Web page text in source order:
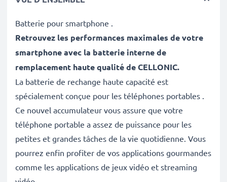
Batterie pour smartphone .
Retrouvez les performances maximales de votre
smartphone avec la batterie interne de
remplacement haute qualité de CELLONIC.
La batterie de rechange haute capacité est
spécialement conçue pour les téléphones portables .
Ce nouvel accumulateur vous assure que votre
téléphone portable a assez de puissance pour les
petites et grandes tâches de la vie quotidienne. Vous
pourrez enfin profiter de vos applications gourmandes
comme les applications de jeux vidéo et streaming